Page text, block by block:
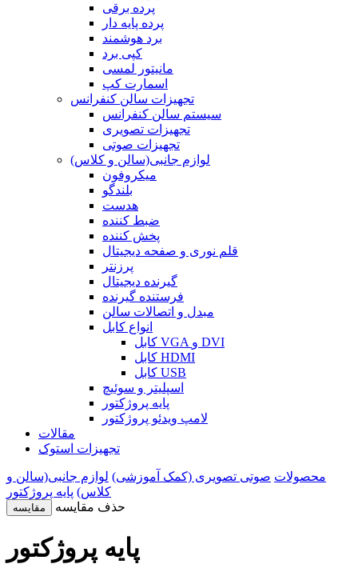
پرده برقی
پرده پایه دار
برد هوشمند
کپی برد
مانیتور لمسی
اسمارت کپ
تجهیزات سالن کنفرانس
سیستم سالن کنفرانس
تجهیزات تصویری
تجهیزات صوتی
لوازم جانبی(سالن و کلاس)
میکروفون
بلندگو
هدست
ضبط کننده
پخش کننده
قلم نوری و صفحه دیجیتال
پرزنتر
گیرنده دیجیتال
فرستنده گیرنده
مبدل و اتصالات سالن
انواع کابل
کابل VGA و DVI
کابل HDMI
کابل USB
اسپلیتر و سوئیچ
پایه پروژکتور
لامپ ویدئو پروژکتور
مقالات
تجهیزات استوک
محصولات صوتی تصویری (کمک آموزشی) لوازم جانبی(سالن و
کلاس) پایه پروژکتور
مقایسه حذف مقایسه
پایه پروژکتور